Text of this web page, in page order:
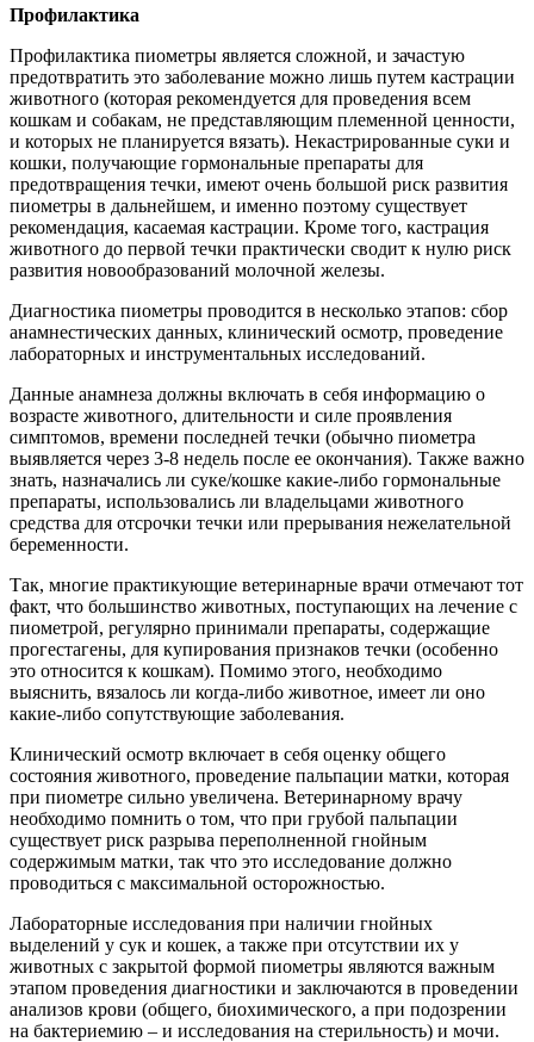
Профилактика
Профилактика пиометры является сложной, и зачастую
предотвратить это заболевание можно лишь путем кастрации
животного (которая рекомендуется для проведения всем
кошкам и собакам, не представляющим племенной ценности,
и которых не планируется вязать). Некастрированные суки и
кошки, получающие гормональные препараты для
предотвращения течки, имеют очень большой риск развития
пиометры в дальнейшем, и именно поэтому существует
рекомендация, касаемая кастрации. Кроме того, кастрация
животного до первой течки практически сводит к нулю риск
развития новообразований молочной железы.
Диагностика пиометры проводится в несколько этапов: сбор
анамнестических данных, клинический осмотр, проведение
лабораторных и инструментальных исследований.
Данные анамнеза должны включать в себя информацию о
возрасте животного, длительности и силе проявления
симптомов, времени последней течки (обычно пиометра
выявляется через 3-8 недель после ее окончания). Также важно
знать, назначались ли суке/кошке какие-либо гормональные
препараты, использовались ли владельцами животного
средства для отсрочки течки или прерывания нежелательной
беременности.
Так, многие практикующие ветеринарные врачи отмечают тот
факт, что большинство животных, поступающих на лечение с
пиометрой, регулярно принимали препараты, содержащие
прогестагены, для купирования признаков течки (особенно
это относится к кошкам). Помимо этого, необходимо
выяснить, вязалось ли когда-либо животное, имеет ли оно
какие-либо сопутствующие заболевания.
Клинический осмотр включает в себя оценку общего
состояния животного, проведение пальпации матки, которая
при пиометре сильно увеличена. Ветеринарному врачу
необходимо помнить о том, что при грубой пальпации
существует риск разрыва переполненной гнойным
содержимым матки, так что это исследование должно
проводиться с максимальной осторожностью.
Лабораторные исследования при наличии гнойных
выделений у сук и кошек, а также при отсутствии их у
животных с закрытой формой пиометры являются важным
этапом проведения диагностики и заключаются в проведении
анализов крови (общего, биохимического, а при подозрении
на бактериемию – и исследования на стерильность) и мочи.